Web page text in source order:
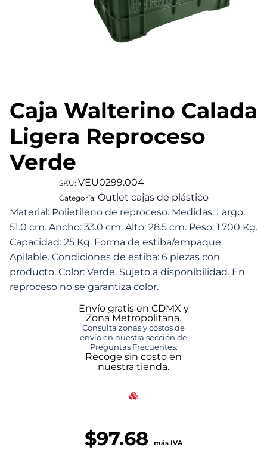
Caja Walterino Calada
Ligera Reproceso
Verde
SKU: VEU0299.004
Categoría: Outlet cajas de plástico
Material: Polietileno de reproceso. Medidas: Largo:
51.0 cm. Ancho: 33.0 cm. Alto: 28.5 cm. Peso: 1.700 Kg.
Capacidad: 25 Kg. Forma de estiba/empaque:
Apilable. Condiciones de estiba: 6 piezas con
producto. Color: Verde. Sujeto a disponibilidad. En
reproceso no se garantiza color.
Envío gratis en CDMX y
Zona Metropolitana.
Consulta zonas y costos de
envío en nuestra sección de
Preguntas Frecuentes.
Recoge sin costo en
nuestra tienda.
$97.68 más IVA